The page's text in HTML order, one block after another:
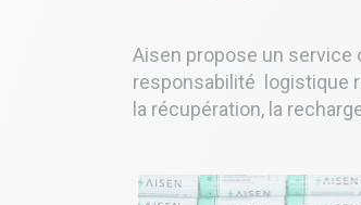
Aisen propose un service
responsabilité logistique
la récupération, la